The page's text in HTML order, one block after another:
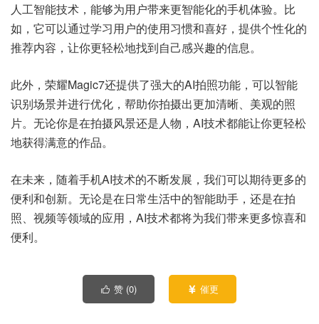
人工智能技术，能够为用户带来更智能化的手机体验。比
如，它可以通过学习用户的使用习惯和喜好，提供个性化的
推荐内容，让你更轻松地找到自己感兴趣的信息。
此外，荣耀Magic7还提供了强大的AI拍照功能，可以智能
识别场景并进行优化，帮助你拍摄出更加清晰、美观的照
片。无论你是在拍摄风景还是人物，AI技术都能让你更轻松
地获得满意的作品。
在未来，随着手机AI技术的不断发展，我们可以期待更多的
便利和创新。无论是在日常生活中的智能助手，还是在拍
照、视频等领域的应用，AI技术都将为我们带来更多惊喜和
便利。
 赞 (0)  催更